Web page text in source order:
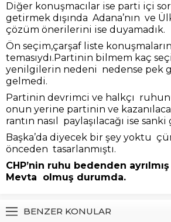
Diğer konuşmacılar ise parti içi
getirmek dışında Adana’nın ve
çözüm önerilerini ise duyamadık.
Ön seçim,çarşaf liste
temasıydı.Partinin bilmem kaç
yenilgilerin nedeni nedense pek
gelmedi.
Partinin devrimci ve halkçı
onun yerine partinin ve
rantın nasıl paylaşılacağı ise
Başka’da diyecek bir şey yoktu
önceden tasarlanmıştı.
CHP’nin ruhu bedenden
Mevta olmuş durumda.
BENZER KONULAR